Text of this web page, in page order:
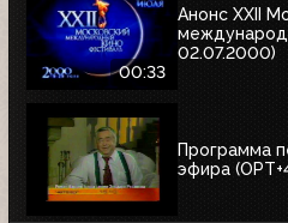
00:33
Анонс XXII
02.07.2000)
Программа
эфира